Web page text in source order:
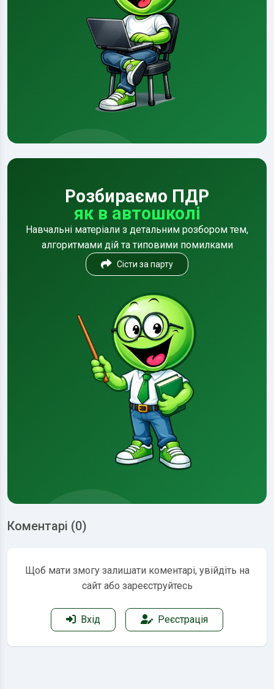
Розбираємо ПДР
як в автошколі
Навчальні матеріали з детальним розбором тем,
алгоритмами дій та типовими помилками
Сісти за парту
Коментарі (0)
Щоб мати змогу залишати коментарі, увійдіть на
сайт або зареєструйтесь
Вхід Реєстрація